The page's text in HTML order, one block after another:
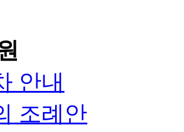
안내
조례안